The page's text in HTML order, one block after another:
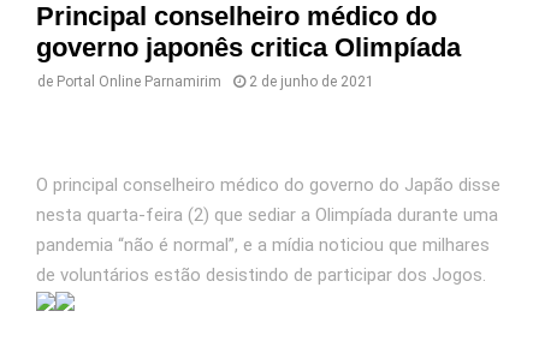
Principal conselheiro médico do
governo japonês critica Olimpíada
de Portal Online Parnamirim 2 de junho de 2021
O principal conselheiro médico do governo do Japão disse
nesta quarta-feira (2) que sediar a Olimpíada durante uma
pandemia “não é normal”, e a mídia noticiou que milhares
de voluntários estão desistindo de participar dos Jogos.